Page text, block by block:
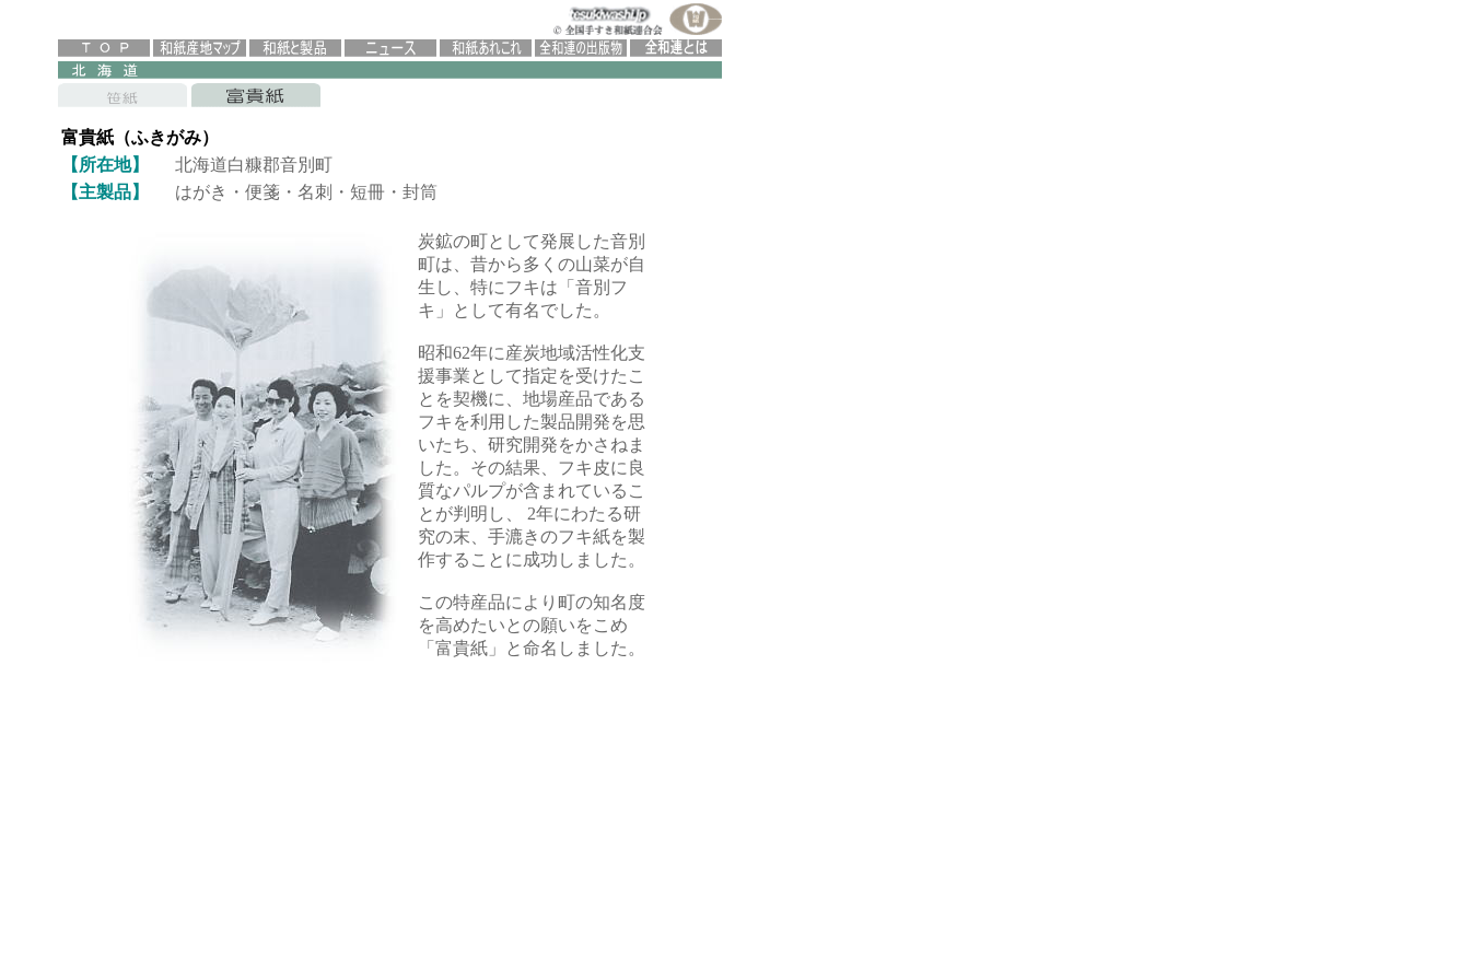
富貴紙（ふきがみ）
【所在地】
北海道白糠郡音別町
【主製品】
はがき・便箋・名刺・短冊・封筒
炭鉱の町として発展した音別
町は、昔から多くの山菜が自
生し、特にフキは「音別フ
キ」として有名でした。
昭和62年に産炭地域活性化支
援事業として指定を受けたこ
とを契機に、地場産品である
フキを利用した製品開発を思
いたち、研究開発をかさねま
した。その結果、フキ皮に良
質なパルプが含まれているこ
とが判明し、 2年にわたる研
究の末、手漉きのフキ紙を製
作することに成功しました。
この特産品により町の知名度
を高めたいとの願いをこめ
「富貴紙」と命名しました。